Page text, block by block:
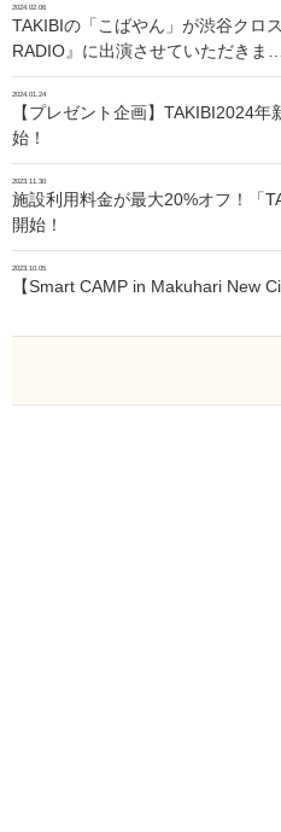
2024.02.06
TAKIBIの「こばやん」が渋谷クロ
RADIO』に出演させていただきま…
2024.01.24
【プレゼント企画】TAKIBI2024
始！
2023.11.30
施設利用料金が最大20%オフ！「
開始！
2023.10.05
【Smart CAMP in Makuhari New